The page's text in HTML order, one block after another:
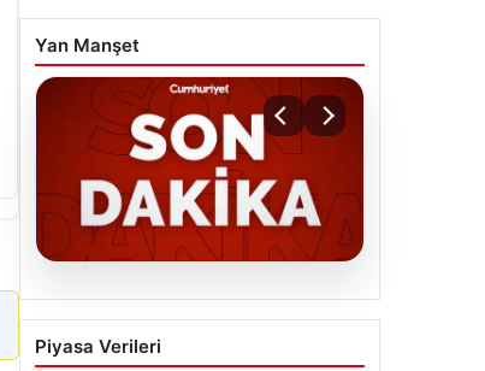
Yan Manşet
06.08.2026
MGK’den 8 maddelik kritik
bildiri: Dikkat çeken
Piyasa Verileri